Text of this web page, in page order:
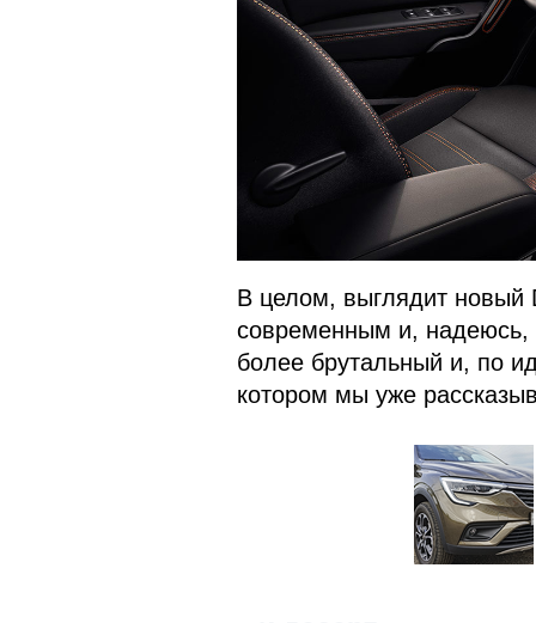
В целом, выглядит новый
современным и, надеюсь,
более брутальный и, по
котором мы уже